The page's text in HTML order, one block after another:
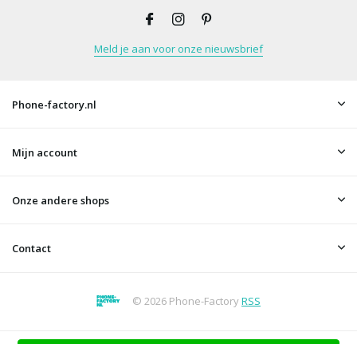
Meld je aan voor onze nieuwsbrief
Phone-factory.nl
Mijn account
Onze andere shops
Contact
© 2026 Phone-FactoryRSS